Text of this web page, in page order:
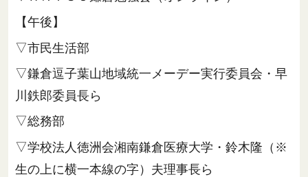
【午後】
▽市民生活部
▽鎌倉逗子葉山地域統一メーデー実行委員会・早
川鉄郎委員長ら
▽総務部
▽学校法人徳洲会湘南鎌倉医療大学・鈴木隆（※
生の上に横一本線の字）夫理事長ら